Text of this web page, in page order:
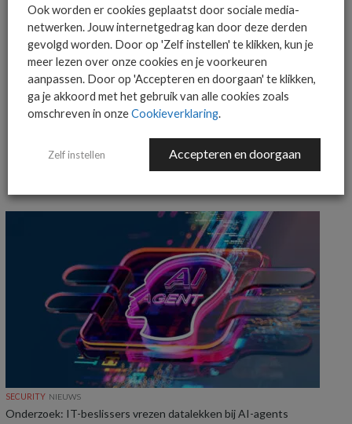
AANMELDEN
SECURITY NIEUWS
Onderzoek: IT-beslissers vrezen datalekken bij AI-agents
Ook worden er cookies geplaatst door sociale media-
netwerken. Jouw internetgedrag kan door deze derden
gevolgd worden. Door op 'Zelf instellen' te klikken, kun je
meer lezen over onze cookies en je voorkeuren
aanpassen. Door op 'Accepteren en doorgaan' te klikken,
ga je akkoord met het gebruik van alle cookies zoals
omschreven in onzeCookieverklaring.
Zelf instellen Accepteren en doorgaan